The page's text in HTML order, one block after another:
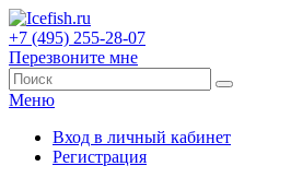
+7 (495) 255-28-07
Перезвоните мне
Меню
Вход в личный кабинет
Регистрация